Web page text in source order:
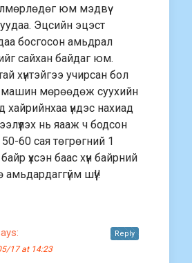
юм мэдвүү
Эцсийн эцэст
босгосон амьдрал
сайхан байдаг юм.
хүнтэйгээ учирсан бол
машин мөрөөдөж суухийн
хайрийнхаа үндэс нахиад
нь яааж ч бодсон
60 сая төгрөгний 1
үхсэн баас хүн байрний
амьдардаггүйм шүү!!
17 at 14:23
Reply